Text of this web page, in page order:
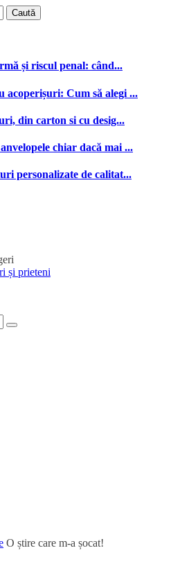
și riscul penal: când...
acoperișuri: Cum să alegi ...
din carton si cu desig...
chiar dacă mai ...
personalizate de calitat...
și prieteni
O știre care m-a șocat!